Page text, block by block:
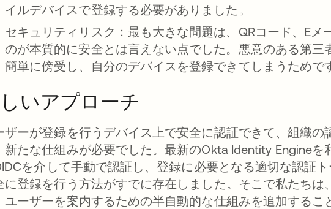
イルデバイスで登録する必要がありました。
セキュリティリスク： 最も大きな問題は、QRコード、Eメ
のが本質的に安全とは言えない点でした。悪意のある第三
簡単に傍受し、自分のデバイスを登録できてしまうためで
いアプローチ
ザーが登録を行うデバイス上で安全に認証できて、組織の
新たな仕組みが必要でした。最新のOkta Identity Engineを
を介して手動で認証し、登録に必要となる適切な認証
に登録を行う方法がすでに存在しました。そこで私たちは
ユーザーを案内するための半自動的な仕組みを追加するこ